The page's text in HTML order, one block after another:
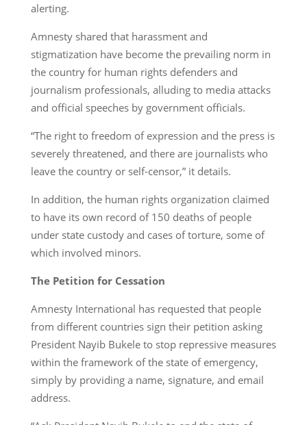
alerting.
Amnesty shared that harassment and
stigmatization have become the prevailing norm in
the country for human rights defenders and
journalism professionals, alluding to media attacks
and official speeches by government officials.
“The right to freedom of expression and the press is
severely threatened, and there are journalists who
leave the country or self-censor,” it details.
In addition, the human rights organization claimed
to have its own record of 150 deaths of people
under state custody and cases of torture, some of
which involved minors.
The Petition for Cessation
Amnesty International has requested that people
from different countries sign their petition asking
President Nayib Bukele to stop repressive measures
within the framework of the state of emergency,
simply by providing a name, signature, and email
address.